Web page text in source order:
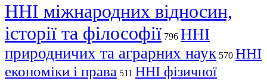
ННІ міжнародних відносин,
історії та філософії 796 ННІ
природничих та аграрних наук 570 ННІ
економіки і права 511 ННІ фізичної